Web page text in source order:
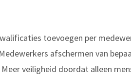
toevoegen per
afschermen van
veiligheid doordat alleen